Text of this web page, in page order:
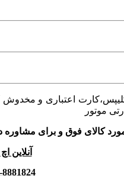
موتور
کالای فوق و برای
آنلاین
8881824